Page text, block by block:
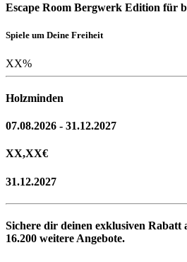
Escape Room Bergwerk Edition für
Spiele um Deine Freiheit
XX%
Holzminden
07.08.2026 - 31.12.2027
XX,XX€
31.12.2027
Sichere dir deinen exklusiven Rabatt
16.200 weitere Angebote.